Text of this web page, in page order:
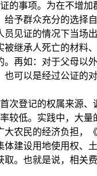
的事项。为在不增
予群众充分的选择
见证的情况下当场
继承人死亡的材料
再如：对于父母以
可以是经过公证的
次登记的权属来源
较低。实践中，大
农民的经济负担，
建设用地使用权、
。也就是说，相关